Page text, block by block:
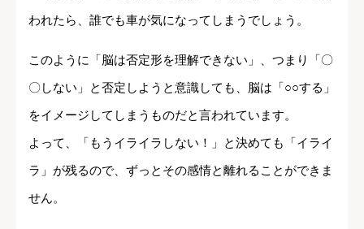
われたら、誰でも車が気になってしまうでしょう。
このように「脳は否定形を理解できない」、つまり「〇
〇しない」と否定しようと意識しても、脳は「○○する」
をイメージしてしまうものだと言われています。
よって、「もうイライラしない！」と決めても「イライ
ラ」が残るので、ずっとその感情と離れることができま
せん。